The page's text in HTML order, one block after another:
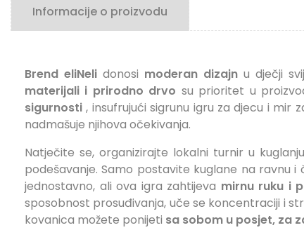
Informacije o proizvodu
Brend eliNelidonosi moderan dizajnu dječji
materijali i prirodno drvo su prioritet u
sigurnosti , insufrujući sigrunu igru ​​za djecu i mir
nadmašuje njihova očekivanja.
Natječite se, organizirajte lokalni turnir u
podešavanje. Samo postavite kuglane na ravnu
jednostavno, ali ova igra zahtijeva mirnu ruku i
sposobnost prosuđivanja, uče se koncentraciji i
kovanica možete ponijeti sa sobom u posjet, za